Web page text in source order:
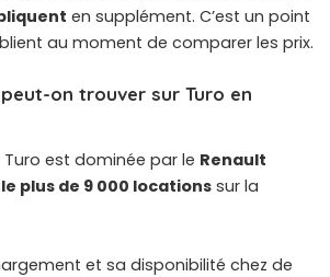
en supplément. C’est un point
au moment de comparer les prix.
on trouver sur Turo en
Turo est dominée par le Renault
plus de 9 000 locations sur la
et sa disponibilité chez de